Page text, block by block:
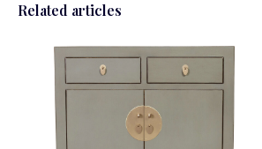
Related articles